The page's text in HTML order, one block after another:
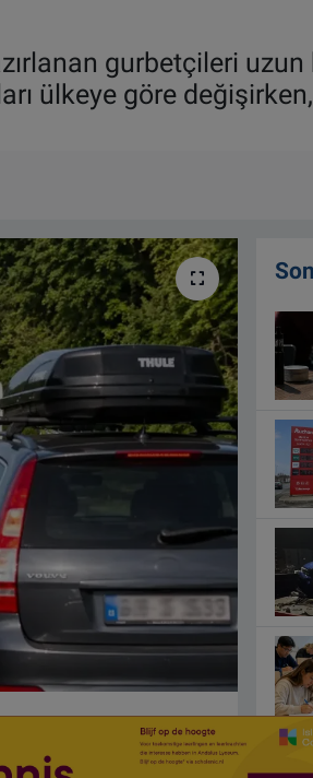
gurbetçileri uzun
ülkeye göre